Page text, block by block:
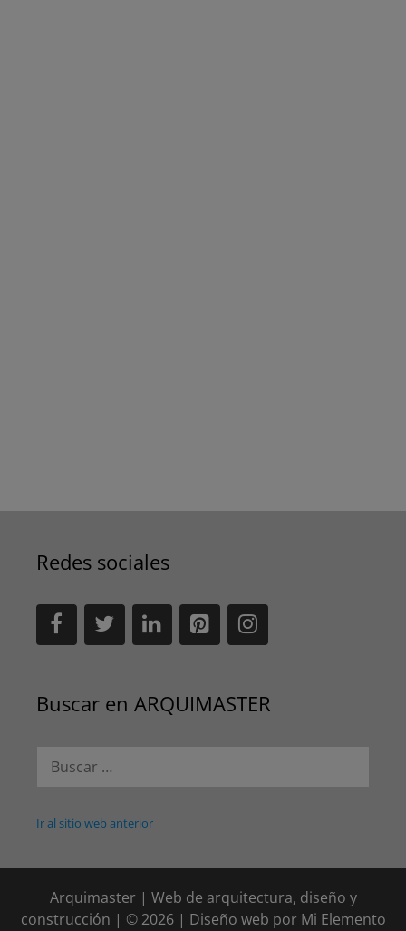
Redes sociales
Buscar en ARQUIMASTER
Ir al sitio web anterior
Arquimaster | Web de arquitectura, diseño y
construcción | © 2026 | Diseño web por Mi Elemento